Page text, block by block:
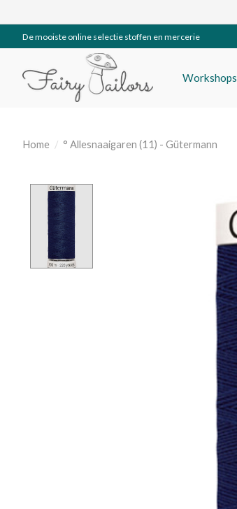
De mooiste online selectie stoffen en mercerie
Workshops
Home / ° Allesnaaigaren (11) - Gütermann